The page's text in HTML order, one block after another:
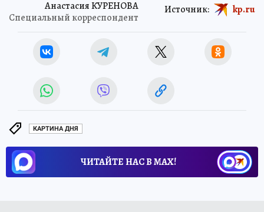
Анастасия КУРЕНОВА
Специальный корреспондент
Источник: kp.ru
КАРТИНА ДНЯ
ЧИТАЙТЕ НАС В МАХ!